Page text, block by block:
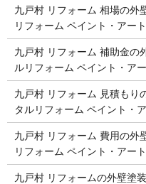
九戸村 リフォーム 相場の外
リフォーム ペイント・アー
九戸村 リフォーム 補助金の
ルリフォーム ペイント・ア
九戸村 リフォーム 見積もり
タルリフォーム ペイント・
九戸村 リフォーム 費用の外
リフォーム ペイント・アー
九戸村 リフォームの外壁塗